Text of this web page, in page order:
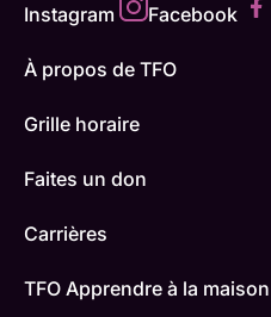
Instagram Facebook
À propos de TFO
Grille horaire
Faites un don
Carrières
TFO Apprendre à la maison